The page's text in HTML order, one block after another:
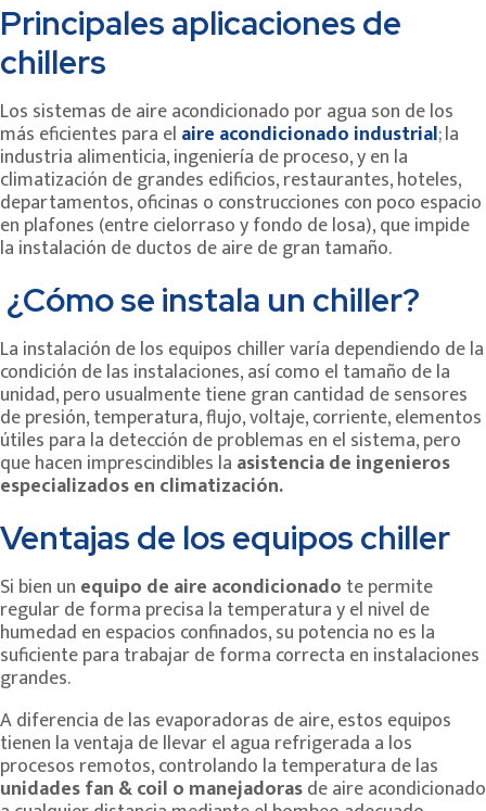
Principales aplicaciones de
chillers
Los sistemas de aire acondicionado por agua son de los
más eficientes para el aire acondicionado industrial; la
industria alimenticia, ingeniería de proceso, y en la
climatización de grandes edificios, restaurantes, hoteles,
departamentos, oficinas o construcciones con poco espacio
en plafones (entre cielorraso y fondo de losa), que impide
la instalación de ductos de aire de gran tamaño.
¿Cómo se instala un chiller?
La instalación de los equipos chiller varía dependiendo de la
condición de las instalaciones, así como el tamaño de la
unidad, pero usualmente tiene gran cantidad de sensores
de presión, temperatura, flujo, voltaje, corriente, elementos
útiles para la detección de problemas en el sistema, pero
que hacen imprescindibles la asistencia de ingenieros
especializados en climatización.
Ventajas de los equipos chiller
Si bien un equipo de aire acondicionado te permite
regular de forma precisa la temperatura y el nivel de
humedad en espacios confinados, su potencia no es la
suficiente para trabajar de forma correcta en instalaciones
grandes.
A diferencia de las evaporadoras de aire, estos equipos
tienen la ventaja de llevar el agua refrigerada a los
procesos remotos, controlando la temperatura de las
unidades fan & coil o manejadorasde aire acondicionado